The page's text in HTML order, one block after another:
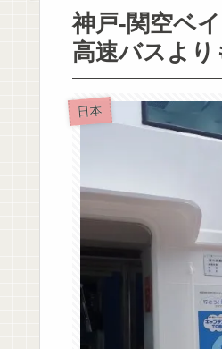
神戸-関空ベ
高速バスより
日本